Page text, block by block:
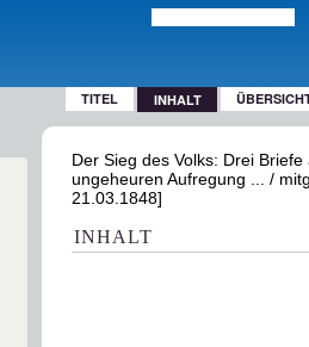
TITEL INHALT
Der Sieg des Volks: Drei
ungeheuren Aufregung ... /
21.03.1848]
INHALT